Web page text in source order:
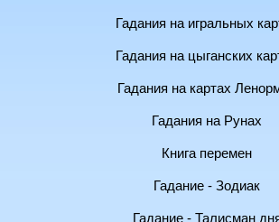
Гадания на игральных
Гадания на цыганских
Гадания на картах
Гадания на Рунах
Книга перемен
Гадание - Зодиак
Гадание - Талисман